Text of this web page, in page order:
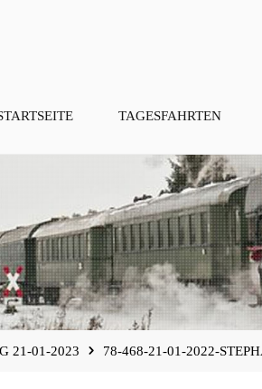
TAGESFAHRTEN
21-01-2023 78-468-21-01-2022-